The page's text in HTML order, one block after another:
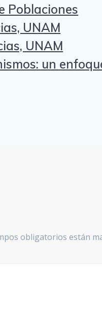
Poblaciones
UNAM
UNAM
un
obligatorios están